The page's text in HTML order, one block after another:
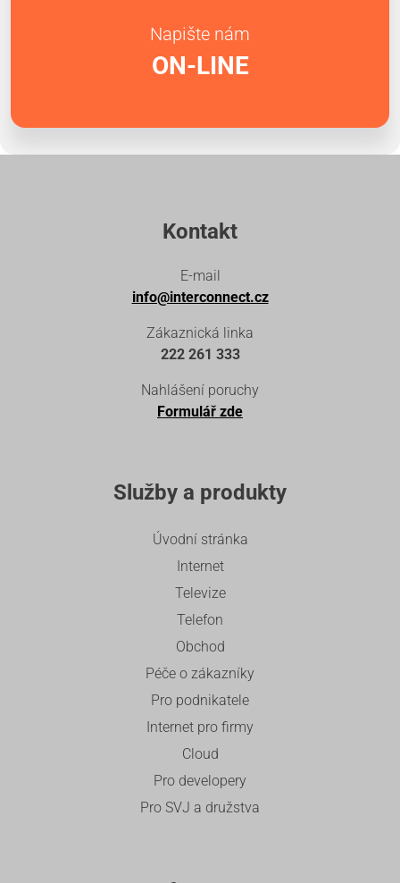
Napište nám
ON-LINE
Kontakt
E-mail
info@interconnect.cz
Zákaznická linka
222 261 333
Nahlášení poruchy
Formulář zde
Služby a produkty
Úvodní stránka
Internet
Televize
Telefon
Obchod
Péče o zákazníky
Pro podnikatele
Internet pro firmy
Cloud
Pro developery
Pro SVJ a družstva